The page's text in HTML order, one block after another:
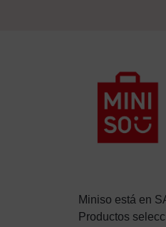
Miniso está en
Productos